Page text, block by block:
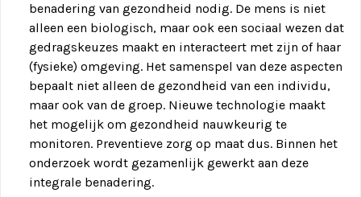
benadering van gezondheid nodig. De mens is niet
alleen een biologisch, maar ook een sociaal wezen dat
gedragskeuzes maakt en interacteert met zijn of haar
(fysieke) omgeving. Het samenspel van deze aspecten
bepaalt niet alleen de gezondheid van een individu,
maar ook van de groep. Nieuwe technologie maakt
het mogelijk om gezondheid nauwkeurig te
monitoren. Preventieve zorg op maat dus. Binnen het
onderzoek wordt gezamenlijk gewerkt aan deze
integrale benadering.